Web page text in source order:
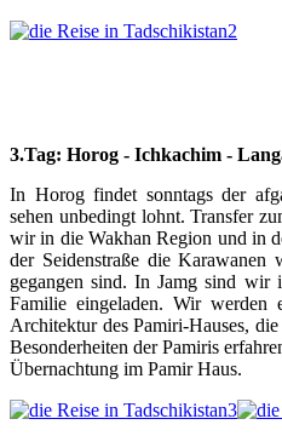
3.Tag: Horog - Ichkachim -
In Horog findet sonntags der
sehen unbedingt lohnt. Transfer
wir in die Wakhan Region und in
der Seidenstraße die Karawanen
gegangen sind. In Jamg sind wir
Familie eingeladen. Wir
Architektur des Pamiri-Hauses,
Besonderheiten der Pamiris
Übernachtung im Pamir Haus.